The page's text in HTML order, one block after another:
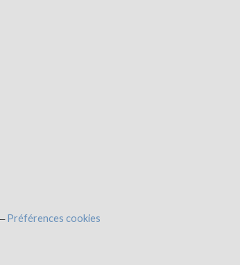
Préférences cookies